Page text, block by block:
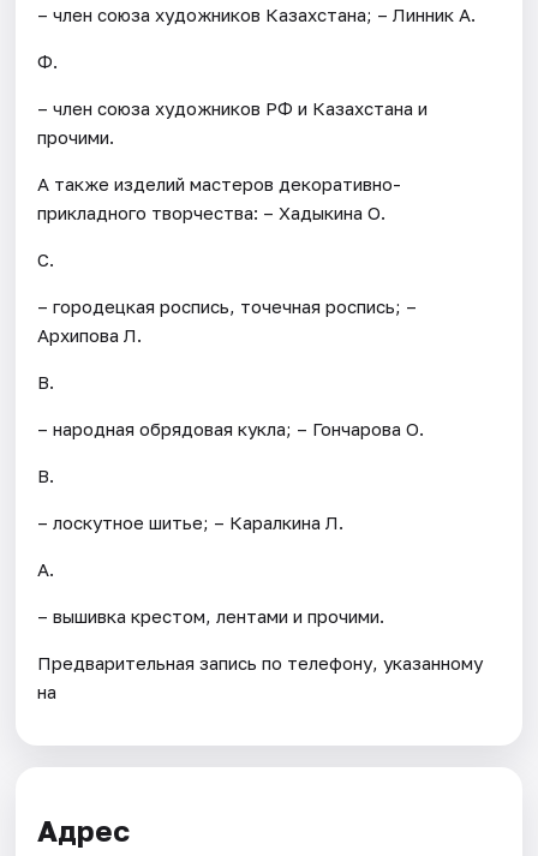
– член союза художников Казахстана; – Линник А.
Ф.
– член союза художников РФ и Казахстана и
прочими.
А также изделий мастеров декоративно-
прикладного творчества: – Хадыкина О.
С.
– городецкая роспись, точечная роспись; –
Архипова Л.
В.
– народная обрядовая кукла; – Гончарова О.
В.
– лоскутное шитье; – Каралкина Л.
А.
– вышивка крестом, лентами и прочими.
Предварительная запись по телефону, указанному
на
Адрес